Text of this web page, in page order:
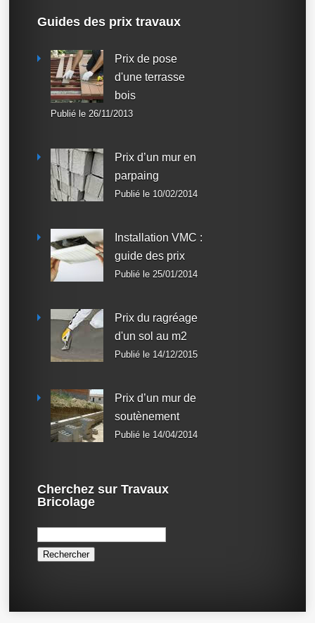
Guides des prix travaux
Prix de pose
d'une terrasse
bois
Publié le 26/11/2013
Prix d’un mur en
parpaing
Publié le 10/02/2014
Installation VMC :
guide des prix
Publié le 25/01/2014
Prix du ragréage
d'un sol au m2
Publié le 14/12/2015
Prix d’un mur de
soutènement
Publié le 14/04/2014
Cherchez sur Travaux
Bricolage
Rechercher :